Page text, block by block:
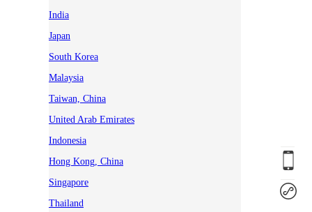
India
Japan
South Korea
Malaysia
Taiwan, China
United Arab Emirates
Indonesia
Hong Kong, China
Singapore
Thailand